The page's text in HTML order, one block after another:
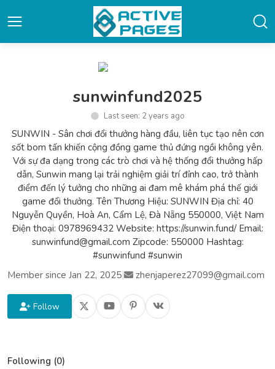
sunwinfund2025
Last seen: 2 years ago
SUNWIN - Sân chơi đổi thưởng hàng đầu, liên tục tạo nên cơn
sốt bom tấn khiến cộng đồng game thủ đứng ngồi không yên.
Với sự đa dạng trong các trò chơi và hệ thống đổi thưởng hấp
dẫn, Sunwin mang lại trải nghiệm giải trí đỉnh cao, trở thành
điểm đến lý tưởng cho những ai đam mê khám phá thế giới
game đổi thưởng. Tên Thương Hiệu: SUNWIN Địa chỉ: 40
Nguyễn Quyền, Hoà An, Cẩm Lệ, Đà Nẵng 550000, Việt Nam
Điện thoại: 0978969432 Website: https://sunwin.fund/ Email:
sunwinfund@gmail.com Zipcode: 550000 Hashtag:
#sunwinfund #sunwin
Member since Jan 22, 2025| zhenjaperez27099@gmail.com
Follow
Following (0)